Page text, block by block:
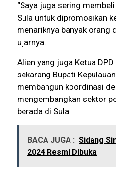
“Saya juga sering
Sula untuk dipromosikan
menariknya banyak orang
ujarnya.
Alien yang juga Ketua
sekarang Bupati
membangun koordinasi
mengembangkan sektor
berada di Sula.
BACA JUGA : Sidang
2024 Resmi Dibuka